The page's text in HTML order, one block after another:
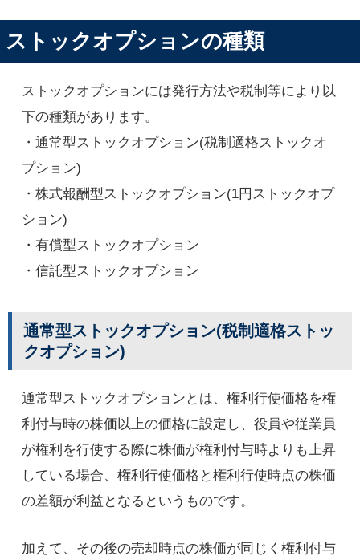
ストックオプションの種類
ストックオプションには発行方法や税制等により以
下の種類があります。
・通常型ストックオプション(税制適格ストックオ
プション)
・株式報酬型ストックオプション(1円ストックオプ
ション)
・有償型ストックオプション
・信託型ストックオプション
通常型ストックオプション(税制適格ストッ
クオプション)
通常型ストックオプションとは、権利行使価格を権
利付与時の株価以上の価格に設定し、役員や従業員
が権利を行使する際に株価が権利付与時よりも上昇
している場合、権利行使価格と権利行使時点の株価
の差額が利益となるというものです。
加えて、その後の売却時点の株価が同じく権利付与